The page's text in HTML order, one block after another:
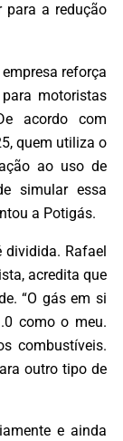
para a redução
reforça
motoristas
acordo com
quem utiliza o
ao uso de
simular essa
a Potigás.
dividida. Rafael
acredita que
“O gás em si
como o meu.
combustíveis.
outro tipo de
e ainda